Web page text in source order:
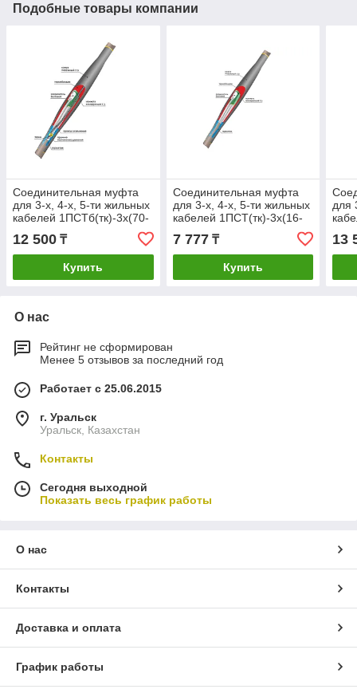
Подобные товары компании
Соединительная муфта
для 3-х, 4-х, 5-ти жильных
кабелей 1ПСТб(тк)-3х(70-
120) с болтовыми
соединителями
12 500 ₸
Купить
Соединительная муфта
для 3-х, 4-х, 5-ти жильных
кабелей 1ПСТ(тк)-3х(16-
25) с болтовыми
соединителями
7 777₸
Купить
для
13
О нас
Рейтинг не сформирован
Менее 5 отзывов за последний год
Работает с 25.06.2015
г. Уральск
Уральск, Казахстан
Контакты
Сегодня выходной
Показать весь график работы
О нас
Контакты
Доставка и оплата
График работы